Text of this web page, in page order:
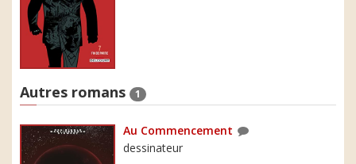
Autres romans 1
Au Commencement
dessinateur